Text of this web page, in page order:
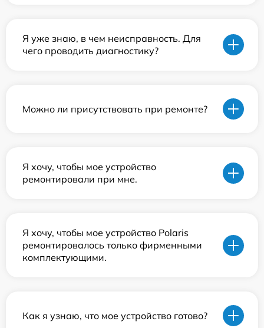
Я уже знаю, в чем неисправность. Для
чего проводить диагностику?
Можно ли присутствовать при ремонте?
Я хочу, чтобы мое устройство
ремонтировали при мне.
Я хочу, чтобы мое устройство Polaris
ремонтировалось только фирменными
комплектующими.
Как я узнаю, что мое устройство готово?